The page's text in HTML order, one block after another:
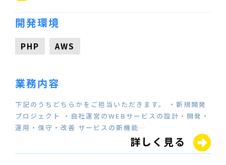
開発環境
PHP AWS
業務内容
下記のうちどちらかをご担当いただきます。 ・新規開発
プロジェクト ・自社運営のWEBサービスの設計・開発・
運用・保守・改善 サービスの新機能…
詳しく見る